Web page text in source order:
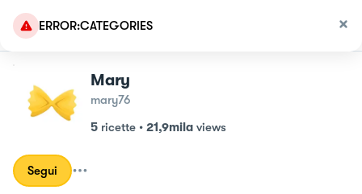
ERROR:CATEGORIES
Mary
mary76
5 ricette • 21,9mila views
Segui